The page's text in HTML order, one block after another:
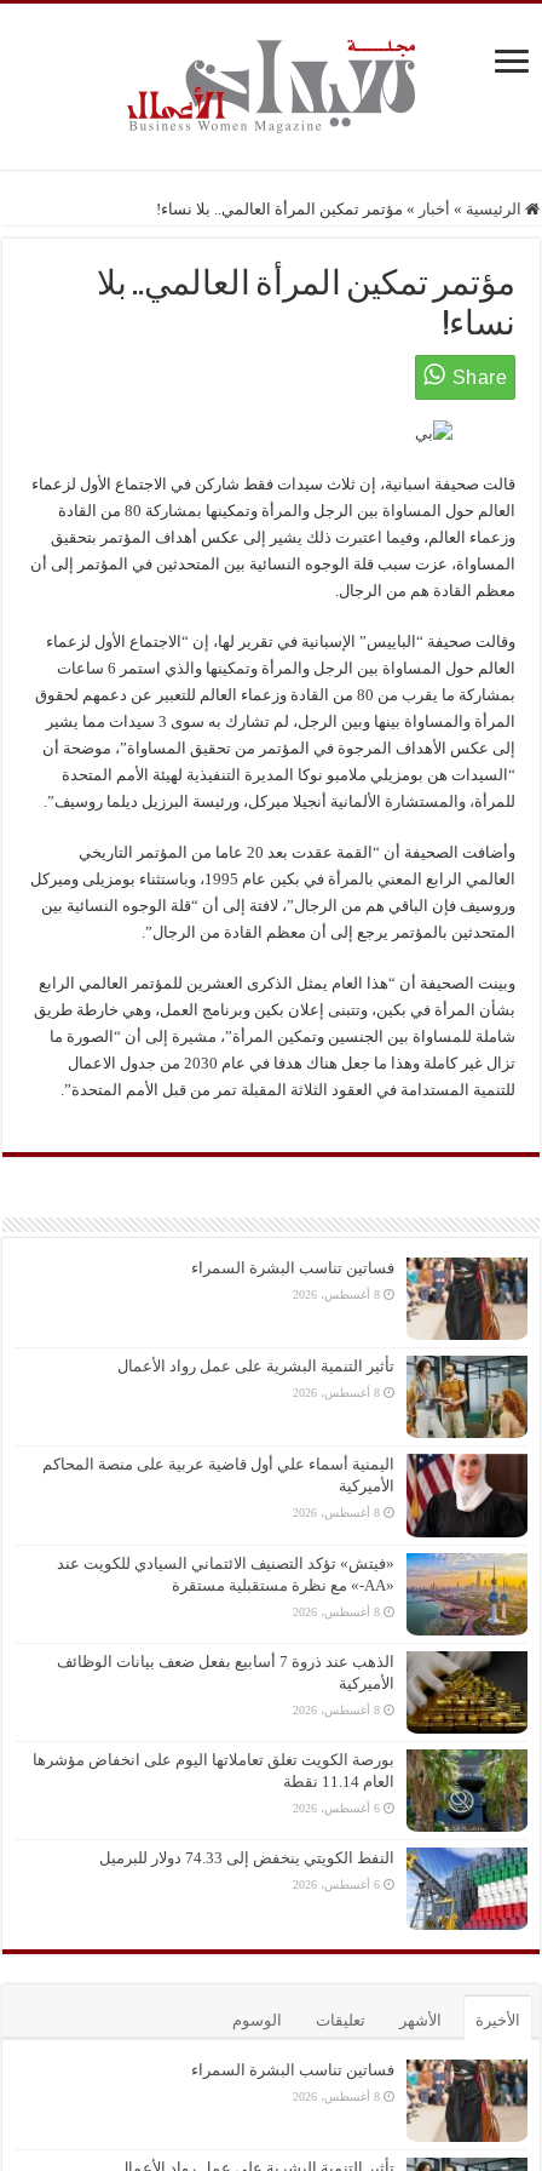
الرئيسية » أخبار » مؤتمر تمكين المرأة العالمي.. بلا نساء!
مؤتمر تمكين المرأة العالمي.. بلا
نساء!
قالت صحيفة اسبانية، إن ثلاث سيدات فقط شاركن في الاجتماع الأول لزعماء
العالم حول المساواة بين الرجل والمرأة وتمكينها بمشاركة 80 من القادة
وزعماء العالم، وفيما اعتبرت ذلك يشير إلى عكس أهداف المؤتمر بتحقيق
المساواة، عزت سبب قلة الوجوه النسائية بين المتحدثين في المؤتمر إلى أن
معظم القادة هم من الرجال.
وقالت صحيفة “الباييس” الإسبانية في تقرير لها، إن “الاجتماع الأول لزعماء
العالم حول المساواة بين الرجل والمرأة وتمكينها والذي استمر 6 ساعات
بمشاركة ما يقرب من 80 من القادة وزعماء العالم للتعبير عن دعمهم لحقوق
المرأة والمساواة بينها وبين الرجل، لم تشارك به سوى 3 سيدات مما يشير
إلى عكس الأهداف المرجوة في المؤتمر من تحقيق المساواة”، موضحة أن
“السيدات هن بومزيلي ملامبو نوكا المديرة التنفيذية لهيئة الأمم المتحدة
للمرأة، والمستشارة الألمانية أنجيلا ميركل، ورئيسة البرزيل ديلما روسيف”.
وأضافت الصحيفة أن “القمة عقدت بعد 20 عاما من المؤتمر التاريخي
العالمي الرابع المعني بالمرأة في بكين عام 1995، وباستثناء بومزيلى وميركل
وروسيف فإن الباقي هم من الرجال”، لافتة إلى أن “قلة الوجوه النسائية بين
المتحدثين بالمؤتمر يرجع إلى أن معظم القادة من الرجال”.
وبينت الصحيفة أن “هذا العام يمثل الذكرى العشرين للمؤتمر العالمي الرابع
بشأن المرأة في بكين، وتتبنى إعلان بكين وبرنامج العمل، وهي خارطة طريق
شاملة للمساواة بين الجنسين وتمكين المرأة”، مشيرة إلى أن “الصورة ما
تزال غير كاملة وهذا ما جعل هناك هدفا في عام 2030 من جدول الاعمال
للتنمية المستدامة في العقود الثلاثة المقبلة تمر من قبل الأمم المتحدة”.
فساتين تناسب البشرة السمراء
8 أغسطس، 2026
تأثير التنمية البشرية على عمل رواد الأعمال
8 أغسطس، 2026
اليمنية أسماء علي أول قاضية عربية على منصة المحاكم
الأميركية
8 أغسطس، 2026
«فيتش» تؤكد التصنيف الائتماني السيادي للكويت عند
«AA-» مع نظرة مستقبلية مستقرة
8 أغسطس، 2026
الذهب عند ذروة 7 أسابيع بفعل ضعف بيانات الوظائف
الأميركية
8 أغسطس، 2026
بورصة الكويت تغلق تعاملاتها اليوم على انخفاض مؤشرها
العام 11.14 نقطة
6 أغسطس، 2026
النفط الكويتي ينخفض إلى 74.33 دولار للبرميل
6 أغسطس، 2026
الأخيرة الأشهر تعليقات الوسوم
فساتين تناسب البشرة السمراء
8 أغسطس، 2026